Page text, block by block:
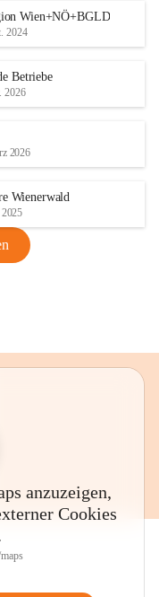
Wien+NÖ+BGLD
2024
Betriebe
2026
2026
Wienerwald
anzuzeigen,
Cookies